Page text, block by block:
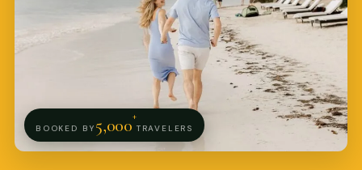
BOOKED BY 5,000+
TRAVELERS